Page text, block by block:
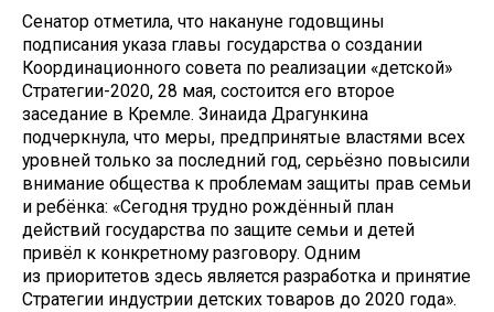
Сенатор отметила, что накануне годовщины
подписания указа главы государства о создании
Координационного совета по реализации «детской»
Стратегии-2020, 28 мая, состоится его второе
заседание в Кремле. Зинаида Драгункина
подчеркнула, что меры, предпринятые властями всех
уровней только за последний год, серьёзно повысили
внимание общества к проблемам защиты прав семьи
и ребёнка: «Сегодня трудно рождённый план
действий государства по защите семьи и детей
привёл к конкретному разговору. Одним
из приоритетов здесь является разработка и принятие
Стратегии индустрии детских товаров до 2020 года».